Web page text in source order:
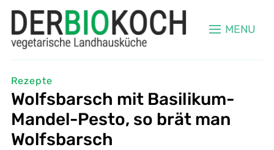
MENU
Rezepte
Wolfsbarsch mit Basilikum-
Mandel-Pesto, so brät man
Wolfsbarsch